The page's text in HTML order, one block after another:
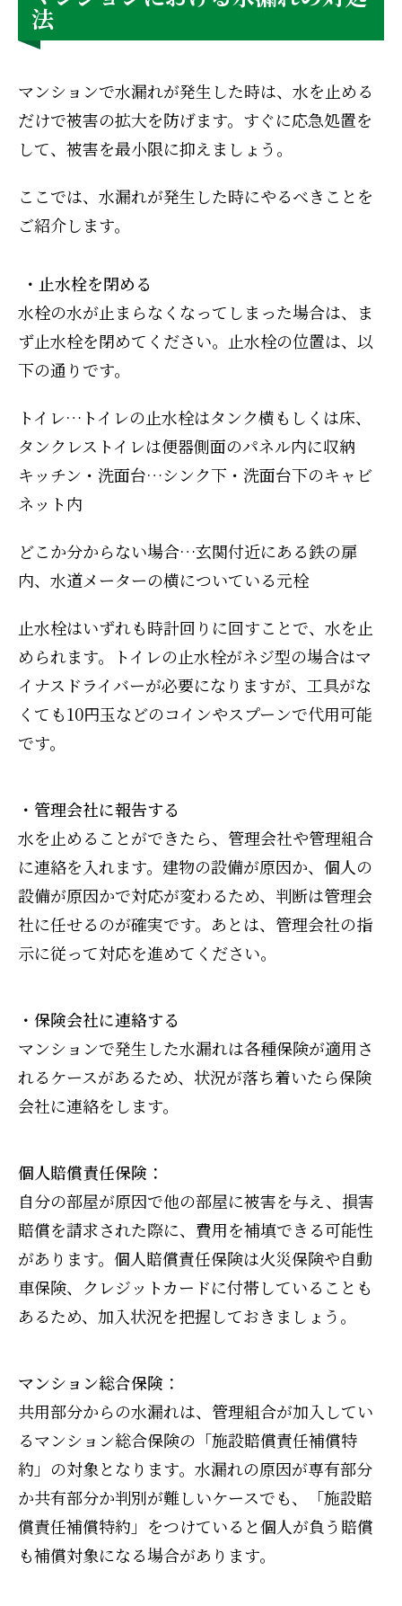
法
マンションで水漏れが発生した時は、水を止める
だけで被害の拡大を防げます。すぐに応急処置を
して、被害を最小限に抑えましょう。
ここでは、水漏れが発生した時にやるべきことを
ご紹介します。
・止水栓を閉める
水栓の水が止まらなくなってしまった場合は、ま
ず止水栓を閉めてください。止水栓の位置は、以
下の通りです。
トイレ…トイレの止水栓はタンク横もしくは床、
タンクレストイレは便器側面のパネル内に収納
キッチン・洗面台…シンク下・洗面台下のキャビ
ネット内
どこか分からない場合…玄関付近にある鉄の扉
内、水道メーターの横についている元栓
止水栓はいずれも時計回りに回すことで、水を止
められます。トイレの止水栓がネジ型の場合はマ
イナスドライバーが必要になりますが、工具がな
くても10円玉などのコインやスプーンで代用可能
です。
・管理会社に報告する
水を止めることができたら、管理会社や管理組合
に連絡を入れます。建物の設備が原因か、個人の
設備が原因かで対応が変わるため、判断は管理会
社に任せるのが確実です。あとは、管理会社の指
示に従って対応を進めてください。
・保険会社に連絡する
マンションで発生した水漏れは各種保険が適用さ
れるケースがあるため、状況が落ち着いたら保険
会社に連絡をします。
個人賠償責任保険：
自分の部屋が原因で他の部屋に被害を与え、損害
賠償を請求された際に、費用を補填できる可能性
があります。個人賠償責任保険は火災保険や自動
車保険、クレジットカードに付帯していることも
あるため、加入状況を把握しておきましょう。
マンション総合保険：
共用部分からの水漏れは、管理組合が加入してい
るマンション総合保険の「施設賠償責任補償特
約」の対象となります。水漏れの原因が専有部分
か共有部分か判別が難しいケースでも、「施設賠
償責任補償特約」をつけていると個人が負う賠償
も補償対象になる場合があります。